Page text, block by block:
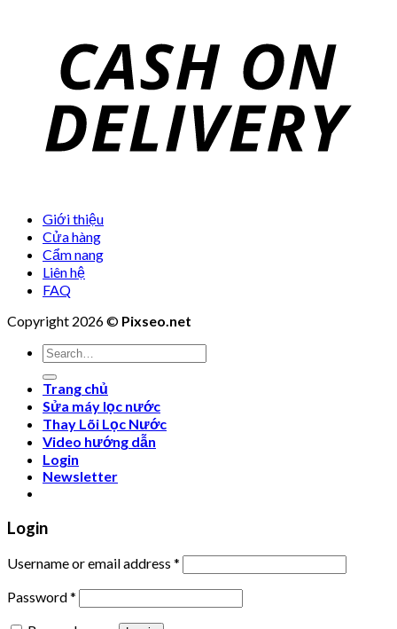
Giới thiệu
Cửa hàng
Cẩm nang
Liên hệ
FAQ
Copyright 2026 © Pixseo.net
Search
for:
Trang chủ
Sửa máy lọc nước
Thay Lõi Lọc Nước
Video hướng dẫn
Login
Newsletter
Login
Username or email address *
Password*